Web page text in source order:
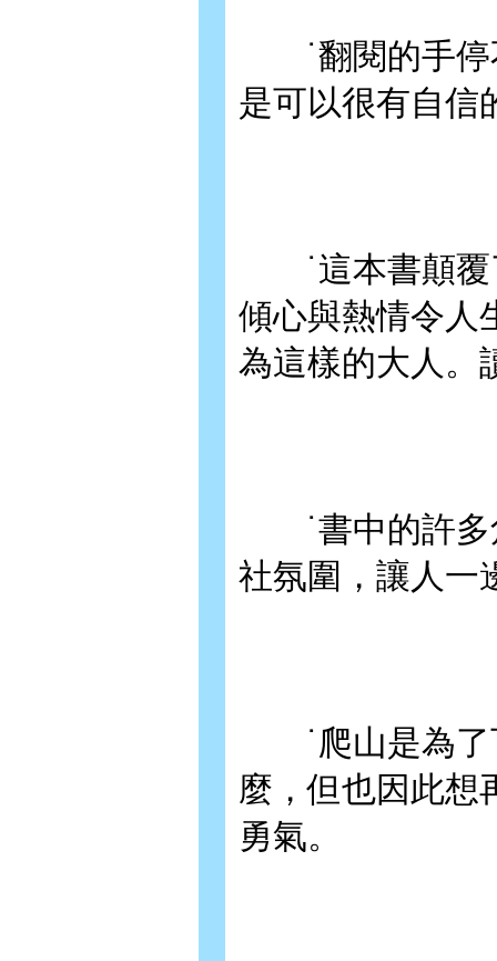
˙翻閱的手停
是可以很有自信
˙這本書顛覆
傾心與熱情令人
為這樣的大人。
˙書中的許多
社氛圍，讓人一
˙爬山是為了
麼，但也因此想
勇氣。